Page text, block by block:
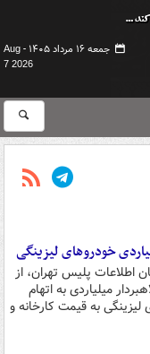
جمعه ۱۶ مرداد ۱۴۰۵ -
Aug
7 2026
خودروهای لیزینگی
اطلاعات پلیس تهران، از
میلیاردی به اتهام
به قیمت کارخانه و